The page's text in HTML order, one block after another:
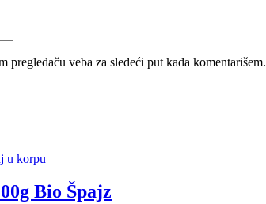
pregledaču veba za sledeći put kada komentarišem.
u korpu
Bio Špajz